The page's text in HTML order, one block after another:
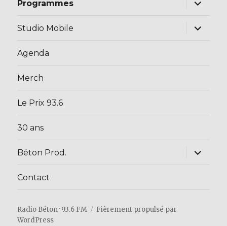
Programmes
menu
Studio Mobile
ouvrir
Agenda
Merch
Le Prix 93.6
30 ans
Béton Prod.
ouvrir
Contact
Radio Béton · 93.6 FM
Fièrement propulsé par
WordPress